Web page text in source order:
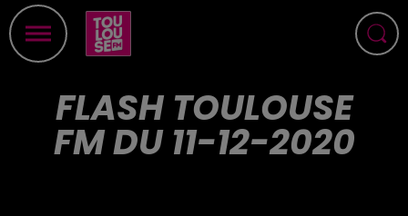
FLASH TOULOUSE
FM DU 11-12-2020